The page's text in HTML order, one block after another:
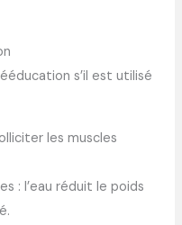
s’il est utilisé
les muscles
: l’eau réduit le poids